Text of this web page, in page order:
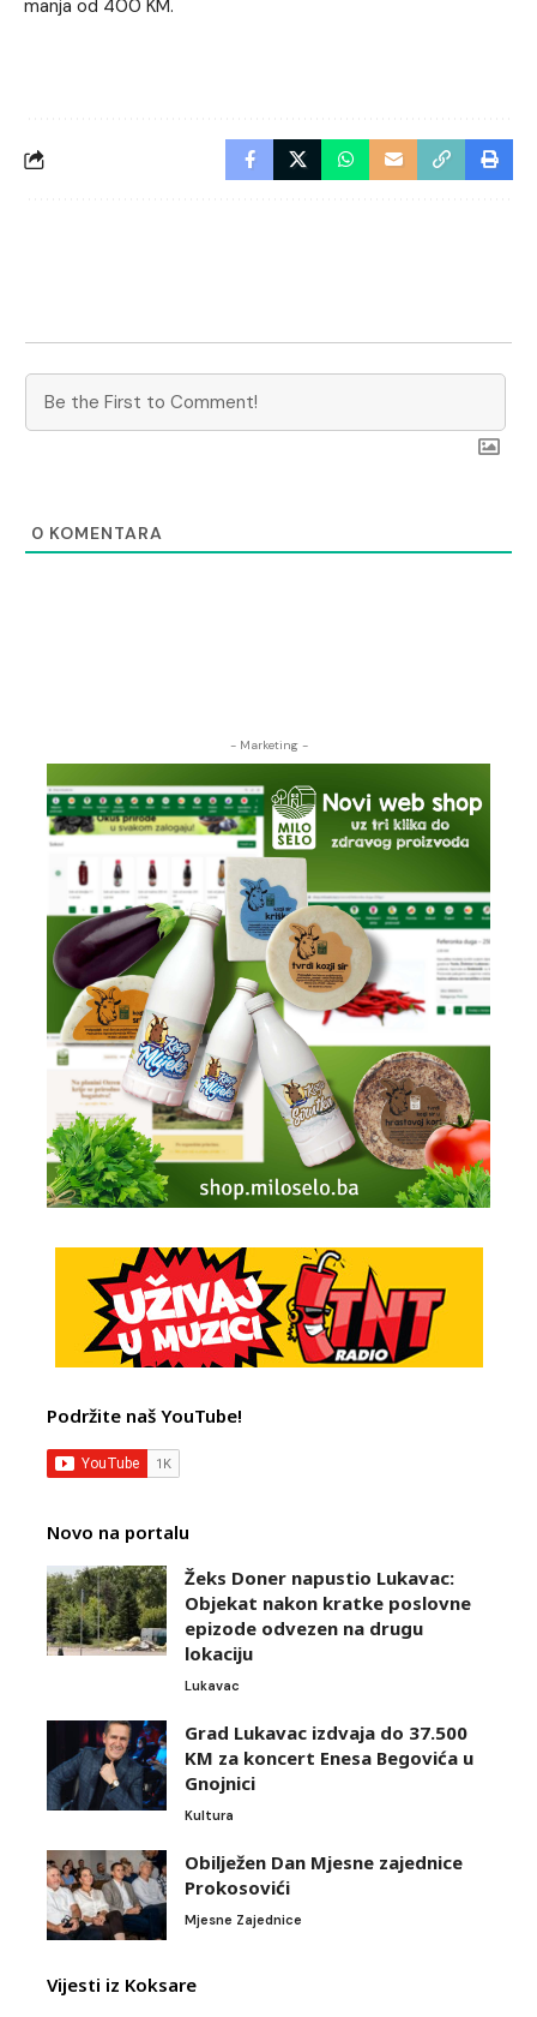
manja od 400 KM.
0 KOMENTARA
- Marketing -
Podržite naš YouTube!
Novo na portalu
Žeks Doner napustio Lukavac:
Objekat nakon kratke poslovne
epizode odvezen na drugu
lokaciju
Lukavac
Grad Lukavac izdvaja do 37.500
KM za koncert Enesa Begovića u
Gnojnici
Kultura
Obilježen Dan Mjesne zajednice
Prokosovići
Mjesne Zajednice
Vijesti iz Koksare